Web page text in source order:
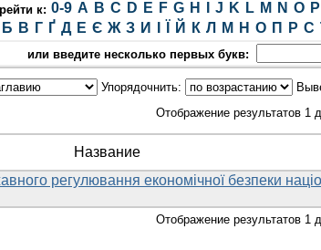
к: 0-9 A B C D E F G H J K L M N O P
Б В Г Ґ Д Е Є Ж З И Й К Л М Н О П Р С
или введите несколько первых букв:
Упорядочнить:
Отображение результатов 1
Название
регулювання економічної безпеки
Отображение результатов 1